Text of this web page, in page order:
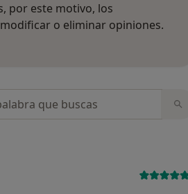
por este motivo, los
o eliminar opiniones.